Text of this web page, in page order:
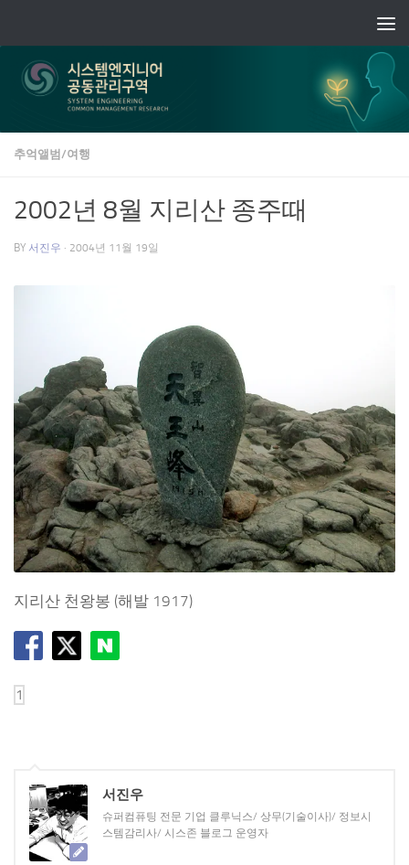
추억앨범/여행
2002년 8월 지리산 종주때
BY 서진우 · 2004년 11월 19일
지리산 천왕봉 (해발 1917)
서진우
슈퍼컴퓨팅 전문 기업 클루닉스/ 상무(기술이사)/ 정보시
스템감리사/ 시스존 블로그 운영자